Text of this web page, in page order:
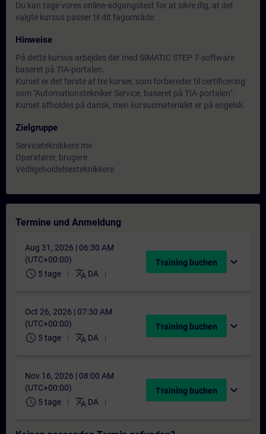
Du kan tage vores online-adgangstest for at sikre dig, at det
valgte kursus passer til dit fagområde.
Hinweise
På dette kursus arbejdes der med SIMATIC STEP 7-software
baseret på TIA-portalen.
Kurset er det første af tre kurser, som forbereder til certificering
som "Automationstekniker Service, baseret på TIA-portalen".
Kurset afholdes på dansk, men kursusmaterialet er på engelsk.
Zielgruppe
Serviceteknikkere mv.
Operatører, brugere
Vedligeholdelsesteknikkere
Termine und Anmeldung
Aug 31, 2026 | 06:30 AM
(UTC+00:00)
schedule 5 tage translate DA
Training buchen expand_more
Oct 26, 2026 | 07:30 AM
(UTC+00:00)
schedule 5 tage translate DA
Training buchen expand_more
Nov 16, 2026 | 08:00 AM
(UTC+00:00)
schedule 5 tage translate DA
Training buchen expand_more